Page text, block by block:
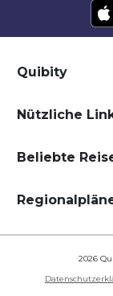
Quibity
Nützliche
Beliebte
2026